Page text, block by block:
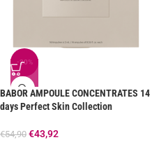
-20%
BABOR AMPOULE CONCENTRATES 14
days Perfect Skin Collection
€54,90 €43,92